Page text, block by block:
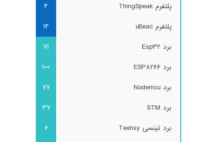
پلتفرم ThingSpeak
4
پلتفرم uBeac
14
برد Esp32
71
برد ESP8266
100
برد Nodemcu
77
برد STM
37
برد تینسی Teensy
6